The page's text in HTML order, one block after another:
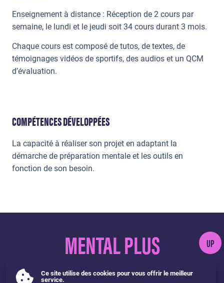
Enseignement à distance : Réception de 2 cours par
semaine, le lundi et le jeudi soit 34 cours durant 3 mois.
Chaque cours est composé de tutos, de textes, de
témoignages vidéos de sportifs, des audios et un QCM
d’évaluation.
COMPÉTENCES DÉVELOPPÉES
La capacité à réaliser son projet en adaptant la
démarche de préparation mentale et les outils en
fonction de son besoin.
Ce site utilise des cookies pour vous offrir le meilleur
service.
UP
MENTAL PLUS